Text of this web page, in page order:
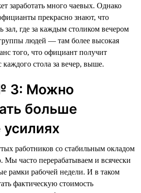
заработать много чаевых. Однако
прекрасно знают, что
зал, где за каждым столиком вечером
людей — там более высокая
того, что официант получит
каждого стола за вечер, выше.
3: Можно
больше
работников со стабильным окладом
Мы часто перерабатываем и всячески
рамки рабочей недели. И в таком
фактическую стоимость